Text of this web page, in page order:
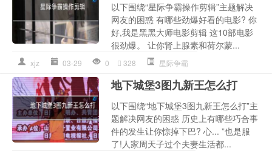
以下围绕“星际争霸操作剪辑”主题解决
网友的困惑 有哪些劲爆好看的电影? 你
好,我是黑黑大师电影剪辑 这10部电影
很劲爆。 让你肾上腺素和荷尔蒙...
xjz 03-29 0 328 星际争霸
地下城堡3图九新王怎么打
以下围绕“地下城堡3图九新王怎么打”主
题解决网友的困惑 历史上有哪些巧合事
件的发生让你惊掉下巴? 心... ”也是服
了!人家周天子过个夫妻生活都...